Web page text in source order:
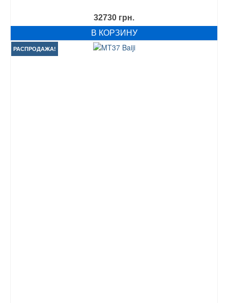
32730 грн.
В КОРЗИНУ
РАСПРОДАЖА!